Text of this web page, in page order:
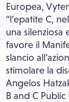
Europea,
“l’epatite C,
una silenziosa
favore il
slancio
stimolare la
Angelos
B and C